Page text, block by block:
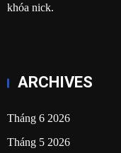
khóa nick.
ARCHIVES
Tháng 6 2026
Tháng 5 2026